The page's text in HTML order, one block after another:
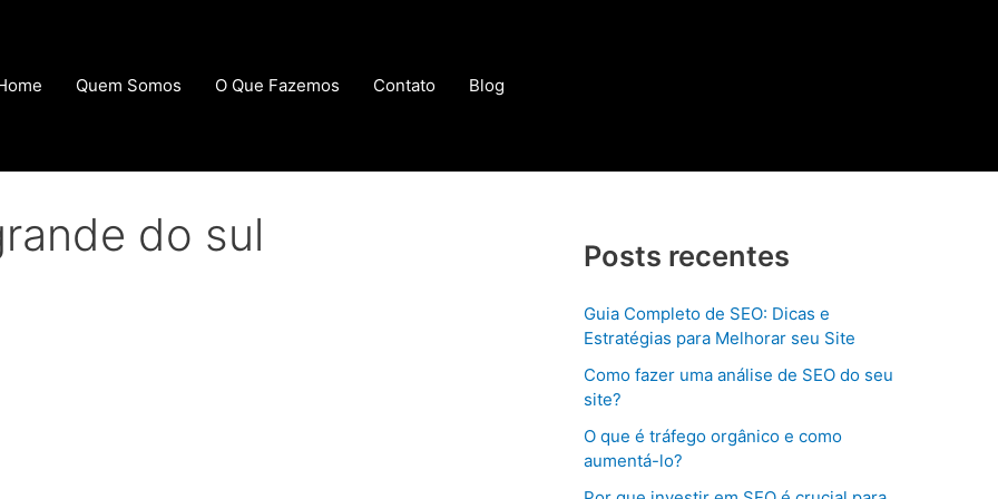
Quem Somos O Que Fazemos Contato Blog
do sul Posts recentes
Guia Completo de SEO: Dicas e
Estratégias para Melhorar seu Site
Como fazer uma análise de SEO do seu
site?
O que é tráfego orgânico e como
aumentá-lo?